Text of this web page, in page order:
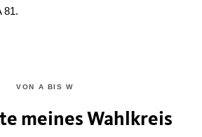
81.
VON A BIS W
meines Wahlkreis